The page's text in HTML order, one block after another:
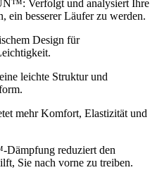
Verfolgt und analysiert Ihre
ein besserer Läufer zu werden.
Design für
leichte Struktur und
mehr Komfort, Elastizität und
reduziert den
Sie nach vorne zu treiben.